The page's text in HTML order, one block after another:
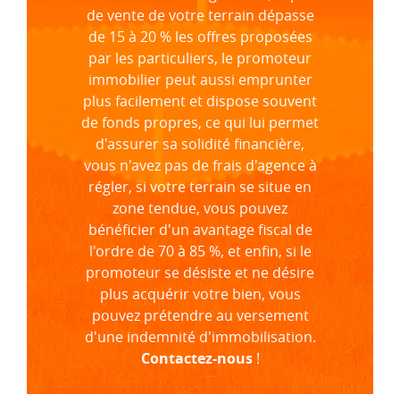
de vente de votre terrain dépasse
de 15 à 20 % les offres proposées
par les particuliers, le promoteur
immobilier peut aussi emprunter
plus facilement et dispose souvent
de fonds propres, ce qui lui permet
d'assurer sa solidité financière,
vous n'avez pas de frais d'agence à
régler, si votre terrain se situe en
zone tendue, vous pouvez
bénéficier d'un avantage fiscal de
l'ordre de 70 à 85 %, et enfin, si le
promoteur se désiste et ne désire
plus acquérir votre bien, vous
pouvez prétendre au versement
d'une indemnité d'immobilisation.
Contactez-nous!